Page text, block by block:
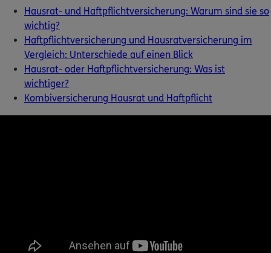
Kontakt
Meine Versicherungen
Sehen Sie auf einen Blick Ihre Versicherungen bei ERGO,
Hausrat- und Haftpflichtversicherung: Warum sind sie so
wichtig?
Haftpflichtversicherung und Hausratversicherung im
Vergleich: Unterschiede auf einen Blick
Hausrat- oder Haftpflichtversicherung: Was ist
wichtiger?
Kombiversicherung Hausrat und Haftpflicht